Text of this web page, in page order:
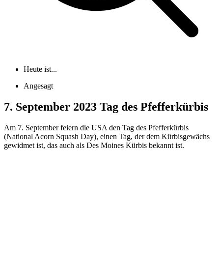
Heute ist...
Angesagt
7. September 2023 Tag des Pfefferkürbis
Am 7. September feiern die USA den Tag des Pfefferkürbis
(National Acorn Squash Day), einen Tag, der dem Kürbisgewächs
gewidmet ist, das auch als Des Moines Kürbis bekannt ist.